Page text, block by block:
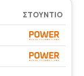
ΣΤΟΎΝΤΙΟ